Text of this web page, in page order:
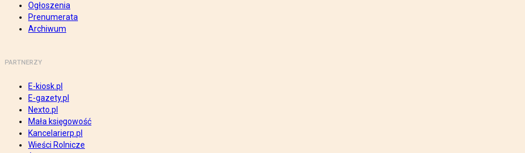
Ogłoszenia
Prenumerata
Archiwum
PARTNERZY
E-kiosk.pl
E-gazety.pl
Nexto.pl
Mała księgowość
Kancelarierp.pl
Wieści Rolnicze